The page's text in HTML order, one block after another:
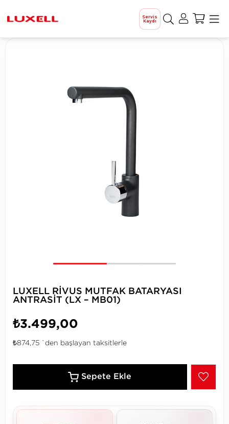
Servis
Kaydı
LUXELL RİVUS MUTFAK BATARYASI
ANTRASİT (LX – MB01)
₺3.499,00
₺874,75 `den başlayan taksitlerle